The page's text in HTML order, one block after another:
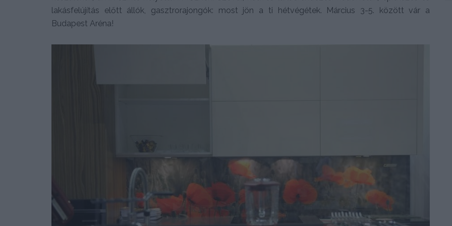
lakásfelújítás előtt állók, gasztrorajongók: most jön a ti hétvégétek. Március 3-5. között vár a
Budapest Aréna!